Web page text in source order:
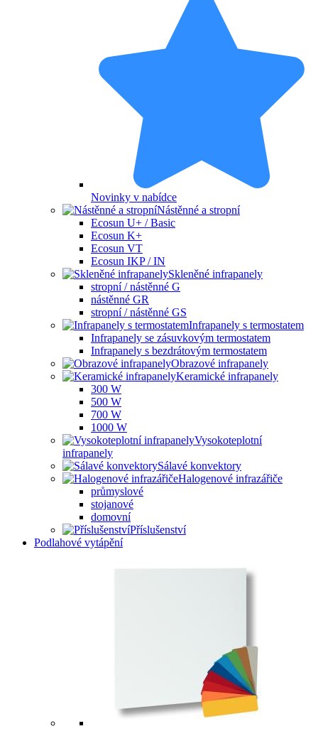
Novinky v nabídce
Nástěnné a stropní
Ecosun U+ / Basic
Ecosun K+
Ecosun VT
Ecosun IKP / IN
Skleněné infrapanely
stropní / nástěnné G
nástěnné GR
stropní / nástěnné GS
Infrapanely s termostatem
Infrapanely se zásuvkovým termostatem
Infrapanely s bezdrátovým termostatem
Obrazové infrapanely
Keramické infrapanely
300 W
500 W
700 W
1000 W
Vysokoteplotní
infrapanely
Sálavé konvektory
Halogenové infrazářiče
průmyslové
stojanové
domovní
Příslušenství
Podlahové vytápění